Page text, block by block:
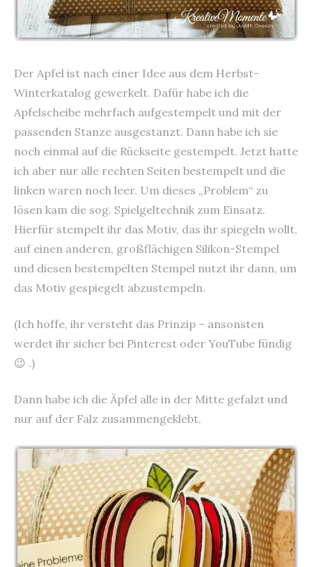
Der Apfel ist nach einer Idee aus dem Herbst-
Winterkatalog gewerkelt. Dafür habe ich die
Apfelscheibe mehrfach aufgestempelt und mit der
passenden Stanze ausgestanzt. Dann habe ich sie
noch einmal auf die Rückseite gestempelt. Jetzt hatte
ich aber nur alle rechten Seiten bestempelt und die
linken waren noch leer. Um dieses „Problem“ zu
lösen kam die sog. Spielgeltechnik zum Einsatz.
Hierfür stempelt ihr das Motiv, das ihr spiegeln wollt,
auf einen anderen, großflächigen Silikon-Stempel
und diesen bestempelten Stempel nutzt ihr dann, um
das Motiv gespiegelt abzustempeln.
(Ich hoffe, ihr versteht das Prinzip – ansonsten
werdet ihr sicher bei Pinterest oder YouTube fündig
😉 .)
Dann habe ich die Äpfel alle in der Mitte gefalzt und
nur auf der Falz zusammengeklebt.